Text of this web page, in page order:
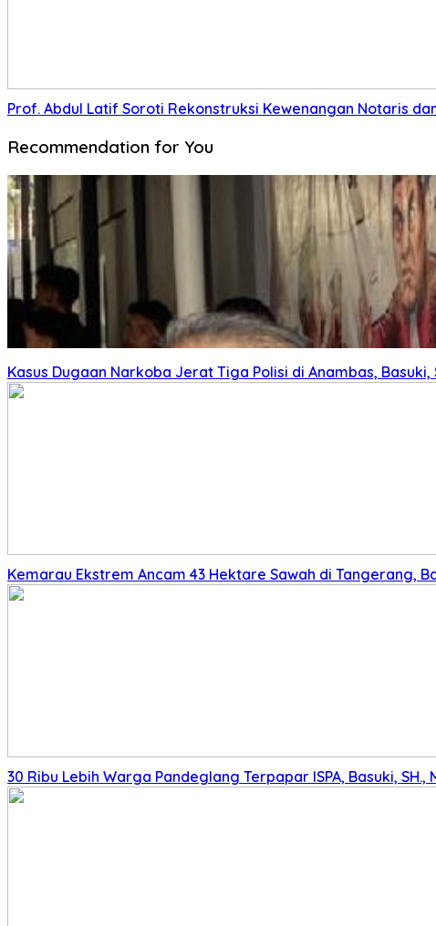
Prof. Abdul Latif Soroti Rekonstruksi Kewenangan Notaris
Recommendation for You
Kasus Dugaan Narkoba Jerat Tiga Polisi di Anambas, Basuki,
Kemarau Ekstrem Ancam 43 Hektare Sawah di Tangerang,
30 Ribu Lebih Warga Pandeglang Terpapar ISPA, Basuki,